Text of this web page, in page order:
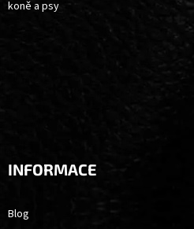
koně a psy
INFORMACE
Blog